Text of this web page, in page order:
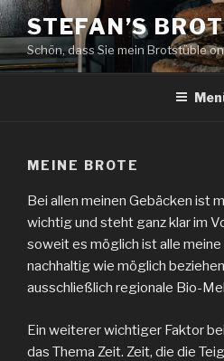
Zum
Inhalt
springen
STEFAN’S
Schön, dass Sie mein Brotstüble
MEINE BROTE
Bei allen meinen Gebäcken ist
wichtig und steht ganz klar im
soweit es möglich ist alle
nachhaltig wie möglich
ausschließlich regionale Bio-
Ein weiterer wichtiger Faktor
das Thema Zeit. Zeit, die die